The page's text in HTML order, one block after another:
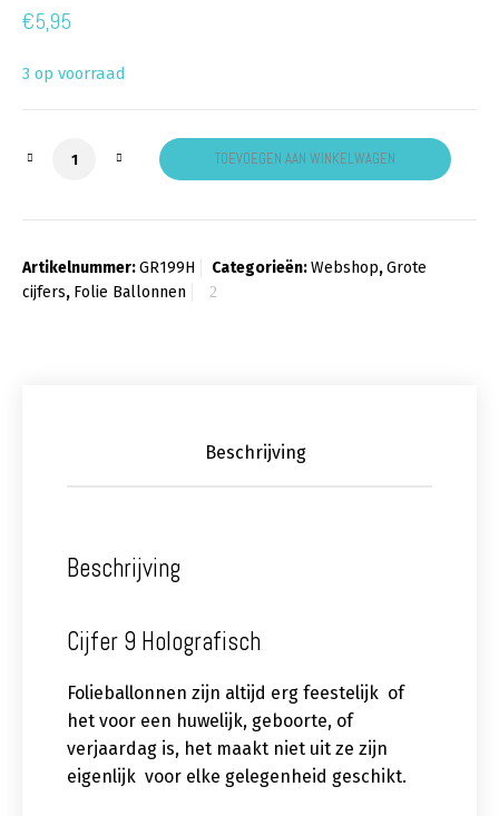
€5,95
3 op voorraad
Cijfer 9 Holografisch aantalTOEVOEGEN AAN WINKELWAGEN
Artikelnummer:GR199H Categorieën:Webshop,Grote
cijfers, Folie Ballonnen
Beschrijving
Beschrijving
Cijfer 9 Holografisch
Folieballonnen zijn altijd erg feestelijk of
het voor een huwelijk, geboorte, of
verjaardag is, het maakt niet uit ze zijn
eigenlijk voor elke gelegenheid geschikt.